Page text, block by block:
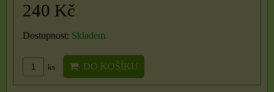
240 Kč
Dostupnost: Skladem
ks DO KOŠÍKU